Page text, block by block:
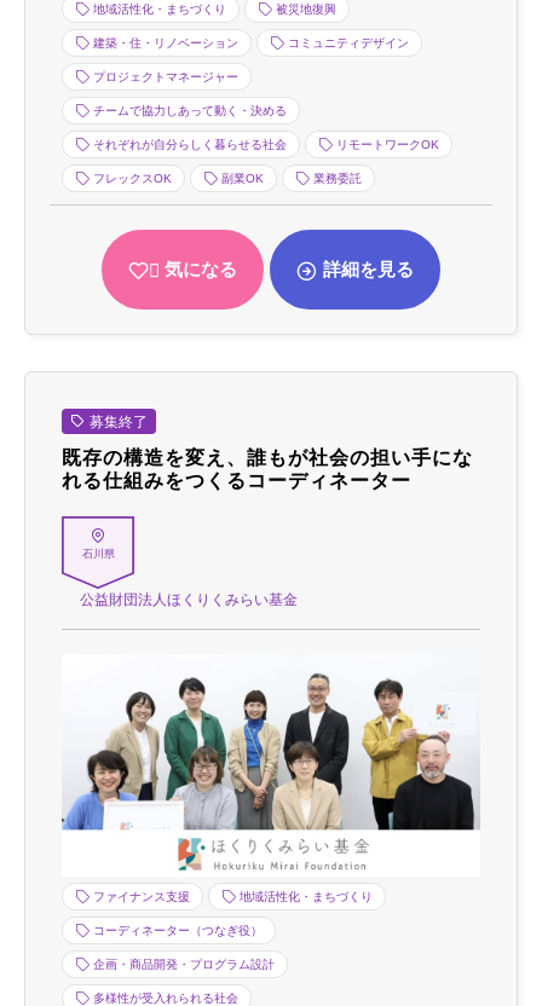
地域活性化・まちづくり 被災地復興
建築・住・リノベーション コミュニティデザイン
プロジェクトマネージャー
チームで協力しあって動く・決める
それぞれが自分らしく暮らせる社会 リモートワークOK
フレックスOK 副業OK 業務委託
気になる 詳細を見る
募集終了
既存の構造を変え、誰もが社会の担い手にな
れる仕組みをつくるコーディネーター
石川県
公益財団法人ほくりくみらい基金
ファイナンス支援 地域活性化・まちづくり
コーディネーター（つなぎ役）
企画・商品開発・プログラム設計
多様性が受入れられる社会